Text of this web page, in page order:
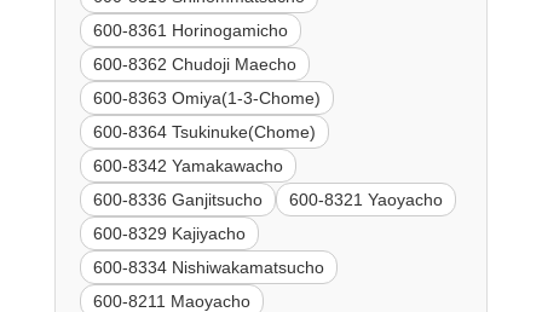
600-8361 Horinogamicho
600-8362 Chudoji Maecho
600-8363 Omiya(1-3-Chome)
600-8364 Tsukinuke(Chome)
600-8342 Yamakawacho
600-8336 Ganjitsucho
600-8321 Yaoyacho
600-8329 Kajiyacho
600-8334 Nishiwakamatsucho
600-8211 Maoyacho